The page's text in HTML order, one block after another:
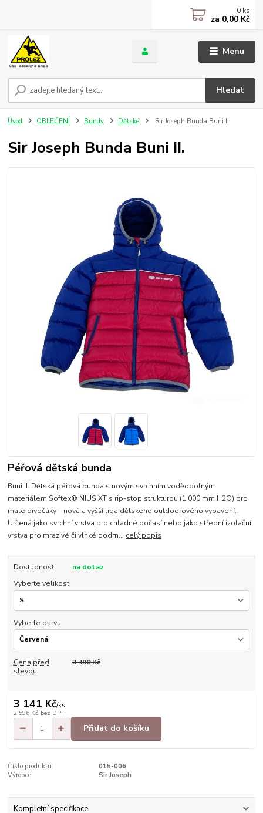
Menu
Hledat
0 ks
za 0,00 Kč
Úvod OBLEČENÍ Bundy Dětské Sir Joseph Bunda Buni II.
Sir Joseph Bunda Buni II.
Péřová dětská bunda
Buni II. Dětská péřová bunda s novým svrchním voděodolným
materiálem Softex® NIUS XT s rip-stop strukturou (1.000 mm H2O) pro
malé divočáky – nová a vyšší liga dětského outdoorového vybavení.
Určená jako svrchní vrstva pro chladné počasí nebo jako střední izolační
vrstva pro mrazivé či vlhké podm... celý popis
Dostupnost
na dotaz
Vyberte velikost
Vyberte barvu
Cena před
slevou
3 490 Kč
3 141 Kč/ks
2 596 Kč bez DPH
Přidat do košíku
Číslo produktu:
015-006
Výrobce:
Sir Joseph
Kompletní specifikace